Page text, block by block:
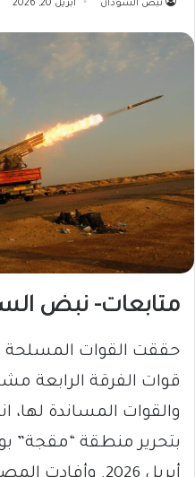
نبض السودان أبريل 20, 2026
متابعات- نبض
حققت القوات المسلحة
قوات الفرقة الرابعة
والقوات المساندة لها،